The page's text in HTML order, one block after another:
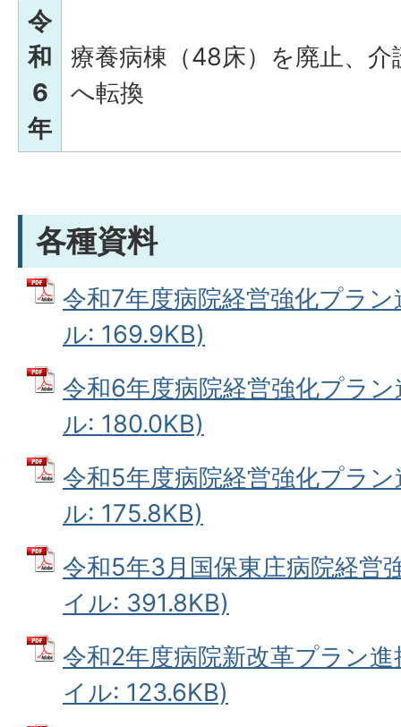
令
和
6
年
療養病棟（48床）を廃止、
へ転換
各種資料
令和7年度病院経営強化プラ
ル: 169.9KB)
令和6年度病院経営強化プラ
ル: 180.0KB)
令和5年度病院経営強化プラ
ル: 175.8KB)
令和5年3月国保東庄病院経営
イル: 391.8KB)
令和2年度病院新改革プラン
イル: 123.6KB)